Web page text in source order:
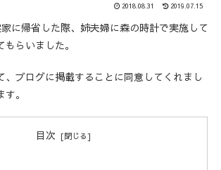
2018.08.31 2019.07.15
に帰省した際、姉夫婦に森の時計で実施して
らいました。
、ブログに掲載することに同意してくれまし
。
目次